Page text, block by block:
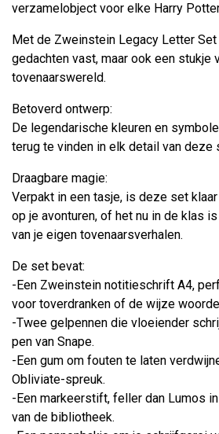
verzamelobject voor elke Harry
Met de Zweinstein Legacy Letter
gedachten vast, maar ook een stukje
tovenaarswereld.
Betoverd ontwerp:
De legendarische kleuren en
terug te vinden in elk detail van deze
Draagbare magie:
Verpakt in een tasje, is deze set
op je avonturen, of het nu in de klas
van je eigen tovenaarsverhalen.
De set bevat:
-Een Zweinstein notitieschrift A4,
voor toverdranken of de wijze
-Twee gelpennen die vloeiender
pen van Snape.
-Een gum om fouten te laten
Obliviate-spreuk.
-Een markeerstift, feller dan Lumos
van de bibliotheek.